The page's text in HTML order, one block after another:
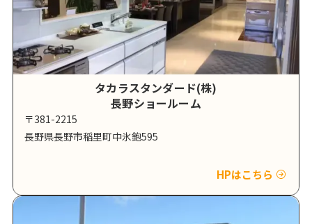
タカラスタンダード(株)
長野ショールーム
〒381-2215
長野県長野市稲里町中氷鉋595
HPはこちら